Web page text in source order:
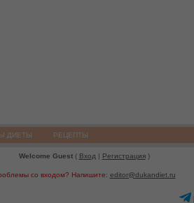
ДИЕТЫ РЕЦЕПТЫ
Welcome Guest( Вход | Регистрация)
со входом? Напишите: editor@dukandiet.ru